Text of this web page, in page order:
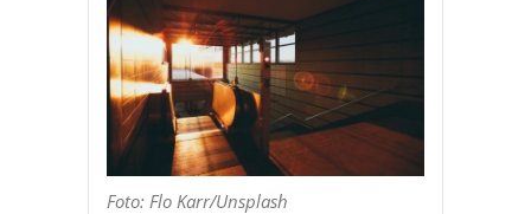
Foto: Flo Karr/Unsplash